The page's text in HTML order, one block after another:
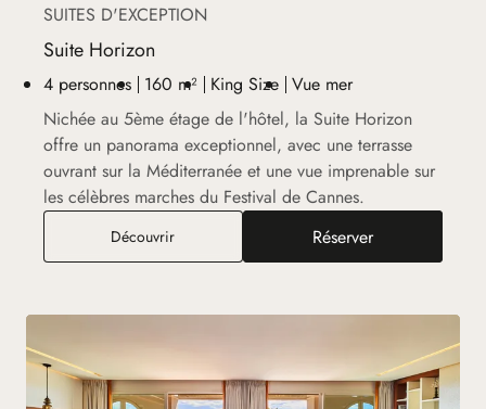
SUITES D'EXCEPTION
Suite Horizon
4 personnes 160 m² King Size Vue mer
Nichée au 5ème étage de l'hôtel, la Suite Horizon
offre un panorama exceptionnel, avec une terrasse
ouvrant sur la Méditerranée et une vue imprenable sur
les célèbres marches du Festival de Cannes.
DécouvrirSuite Horizon Réserver